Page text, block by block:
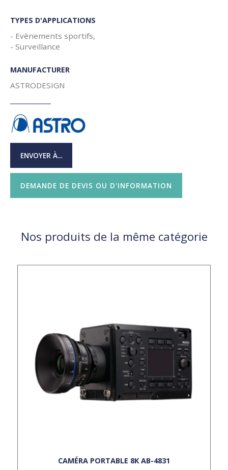
TYPES D'APPLICATIONS
- Evènements sportifs,
- Surveillance
MANUFACTURER
ASTRODESIGN
ENVOYER À...
DEMANDE DE DEVIS OU D'INFORMATION
Nos produits de la même catégorie
CAMÉRA PORTABLE 8K AB-4831